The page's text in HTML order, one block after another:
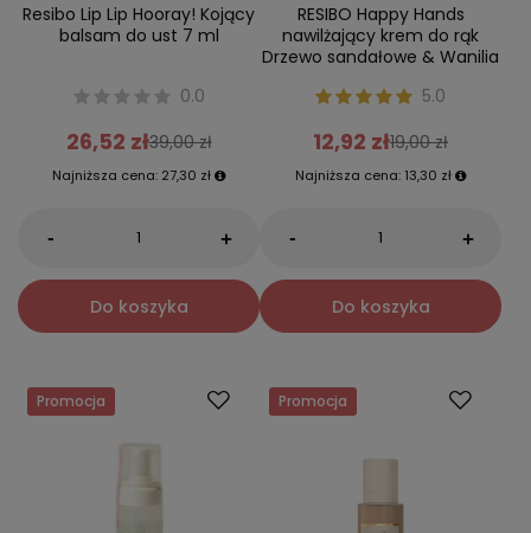
Resibo Lip Lip Hooray! Kojący
balsam do ust 7 ml
0.0
26,52 zł39,00 zł
Najniższa cena: 27,30 zł
- +
Do koszyka
RESIBO Happy Hands
nawilżający krem do rąk
Drzewo sandałowe & Wanilia
5.0
12,92 zł19,00 zł
Najniższa cena: 13,30 zł
- +
Do koszyka
Promocja Promocja